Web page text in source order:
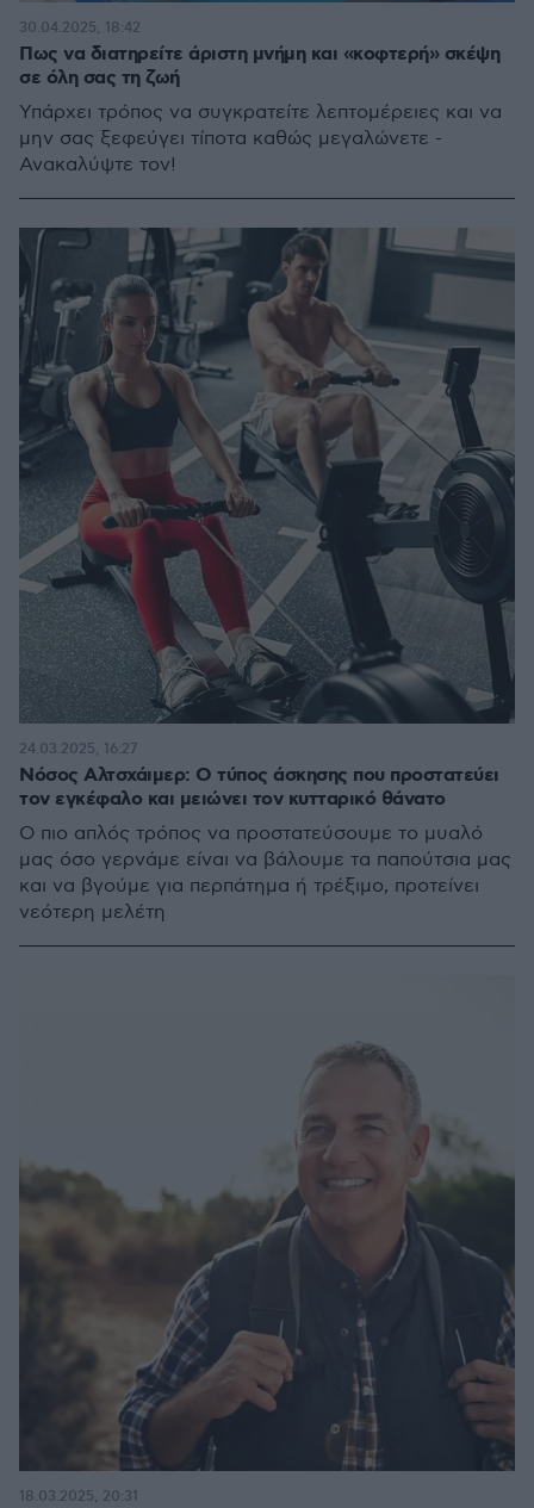
Πως να διατηρείτε άριστη μνήμη και «κοφτερή» σκέψη
σε όλη σας τη ζωή
Υπάρχει τρόπος να συγκρατείτε λεπτομέρειες και να
μην σας ξεφεύγει τίποτα καθώς μεγαλώνετε -
Ανακαλύψτε τον!
30.04.2025, 18:42
Νόσος Αλτσχάιμερ: Ο τύπος άσκησης που προστατεύει
τον εγκέφαλο και μειώνει τον κυτταρικό θάνατο
Ο πιο απλός τρόπος να προστατεύσουμε το μυαλό
μας όσο γερνάμε είναι να βάλουμε τα παπούτσια μας
και να βγούμε για περπάτημα ή τρέξιμο, προτείνει
νεότερη μελέτη
24.03.2025, 16:27
18.03.2025, 20:31